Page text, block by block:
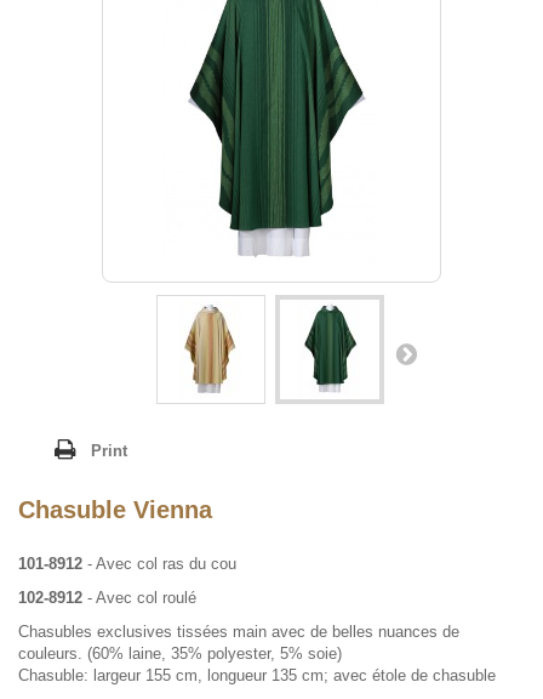
Print
Chasuble Vienna
101-8912 - Avec col ras du cou
102-8912 - Avec col roulé
Chasubles exclusives tissées main avec de belles nuances de
couleurs. (60% laine, 35% polyester, 5% soie)
Chasuble: largeur 155 cm, longueur 135 cm; avec étole de chasuble